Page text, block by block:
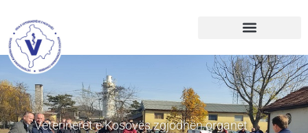
Veterinerët e Kosovës zgjodhën organet